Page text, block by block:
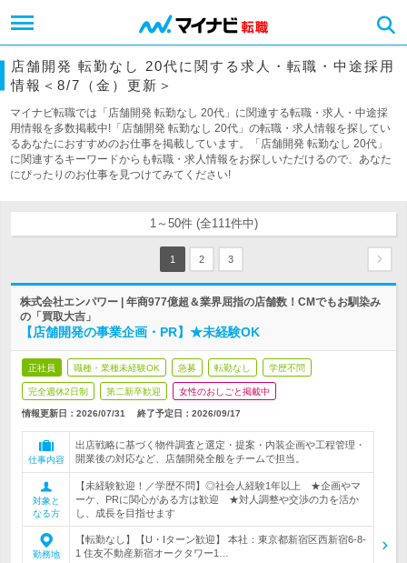
店舗開発 転勤なし 20代に関する求人・転職・中途採用
情報＜8/7（金）更新＞
マイナビ転職では「店舗開発 転勤なし 20代」に関連する転職・求人・中途採
用情報を多数掲載中!「店舗開発 転勤なし 20代」の転職・求人情報を探してい
るあなたにおすすめのお仕事を掲載しています。「店舗開発 転勤なし 20代」
に関連するキーワードからも転職・求人情報をお探しいただけるので、あなた
にぴったりのお仕事を見つけてみてください!
1～50件 (全111件中)
1 2 3
株式会社エンパワー | 年商977億超＆業界屈指の店舗数！CMでもお馴染み
の「買取大吉」
【店舗開発の事業企画・PR】★未経験OK
正社員 職種・業種未経験OK 急募 転勤なし 学歴不問
完全週休2日制 第二新卒歓迎 女性のおしごと掲載中
情報更新日：2026/07/31 終了予定日： 2026/09/17
仕事内容
出店戦略に基づく物件調査と選定・提案・内装企画や工程管理・
開業後の対応など、店舗開発全般をチームで担当。
対象と
なる方
【未経験歓迎！／学歴不問】◎社会人経験1年以上 ★企画やマ
ーケ、PRに関心がある方は歓迎 ★対人調整や交渉の力を活か
し、成長を目指せます
勤務地
【転勤なし】【U・Iターン歓迎】 本社：東京都新宿区西新宿6-8-
1 住友不動産新宿オークタワー1…